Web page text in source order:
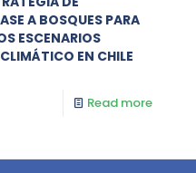
A BOSQUES PARA
ESCENARIOS
EN CHILE
Read more